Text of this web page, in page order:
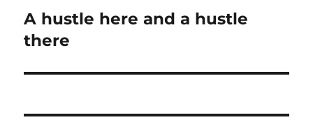
Next
post:
A hustle here and a hustle
there